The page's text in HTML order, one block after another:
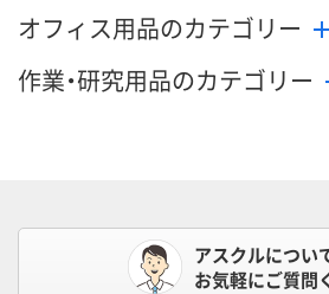
オフィス用品のカテゴリー
作業・研究用品のカテゴリー
アスクルについ
お気軽にご質問